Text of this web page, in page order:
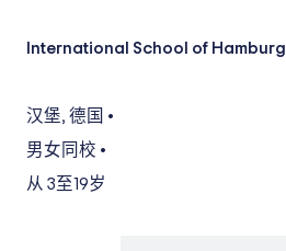
International School of Hamburg
汉堡, 德国 •
男女同校 •
从 3 至19岁